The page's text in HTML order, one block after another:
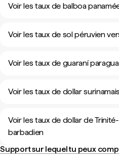
Voir les taux de balboa
Voir les taux de sol péruvien
Voir les taux de guaraní
Voir les taux de dollar
Voir les taux de dollar de
barbadien
Support sur lequel tu peux